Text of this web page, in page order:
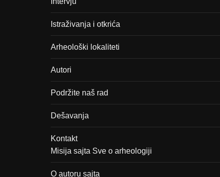
Istraživanja i otkrića
Arheološki lokaliteti
Autori
Podržite naš rad
Dešavanja
Kontakt
Misija sajta Sve o arheologiji
O autoru sajta